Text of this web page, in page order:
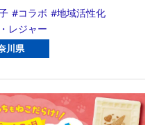
コラボ
地域活性化
レジャー
川県